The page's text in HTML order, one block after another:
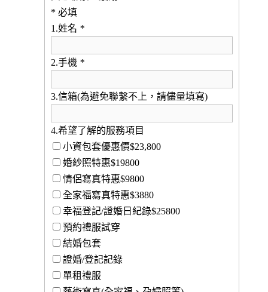
* 必填
1.姓名 *
2.手機 *
3.信箱(為避免聯繫不上，請儘量填寫)
4.希望了解的服務項目
小資包套優惠價$23,800
婚紗照特惠$19800
情侶寫真特惠$9800
全家福寫真特惠$3880
幸福登記/證婚日紀錄$25800
預約禮服試穿
結婚包套
證婚/登記記錄
單租禮服